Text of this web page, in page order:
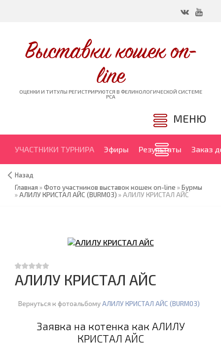
Выставки кошек on-
line
ОЦЕНКИ И ТИТУЛЫ РЕГИСТРИРУЮТСЯ В ФЕЛИНОЛОГИЧЕСКОЙ СИСТЕМЕ
PCA
МЕНЮ
УЧАСТНИКИ ТУРНИРА Эфиры Результаты Заказ
Назад
Главная »Фото участников выставок кошек on-line »Бурмы
»АЛИЛУ КРИСТАЛ АЙС (BURM03) » АЛИЛУ КРИСТАЛ АЙС
АЛИЛУ КРИСТАЛ АЙС
Вернуться к фотоальбомуАЛИЛУ КРИСТАЛ АЙС (BURM03)
Заявка на котенка как АЛИЛУ
КРИСТАЛ АЙС